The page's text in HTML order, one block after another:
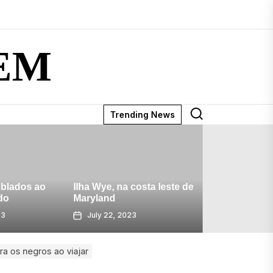
Trending News
na costa leste de
2023
ao tentar encontrar um
alojamento
July 20, 2023
os negros ao viajar